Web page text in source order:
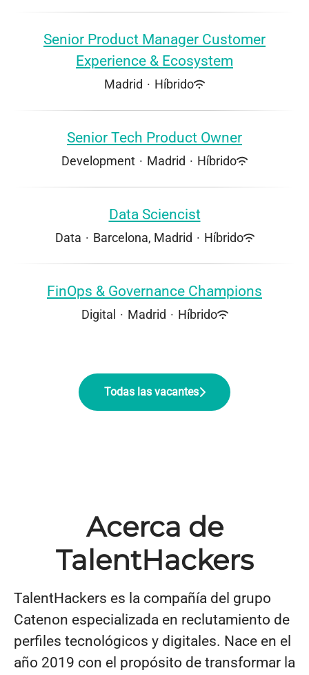
Senior Product Manager Customer
Experience & Ecosystem
Madrid · Híbrido
Senior Tech Product Owner
Development · Madrid · Híbrido
Data Sciencist
Data · Barcelona, Madrid · Híbrido
FinOps & Governance Champions
Digital · Madrid · Híbrido
Todas las vacantes
Acerca de
TalentHackers
TalentHackers es la compañía del grupo
Catenon especializada en reclutamiento de
perfiles tecnológicos y digitales. Nace en el
año 2019 con el propósito de transformar la